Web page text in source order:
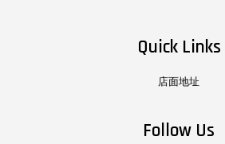
Quick Links
店面地址
Follow Us